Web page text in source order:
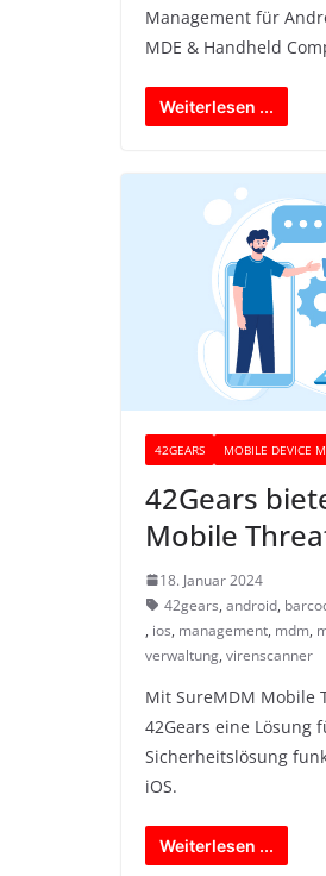
Management für
MDE & Handheld
Weiterlesen ...
42GEARS MOBILE DEVICE
42Gears
Mobile
18. Januar 2024
42gears, android,
, ios, management, mdm,
verwaltung, virenscanner
Mit SureMDM Mobile
42Gears eine Lösung
Sicherheitslösung
iOS.
Weiterlesen ...